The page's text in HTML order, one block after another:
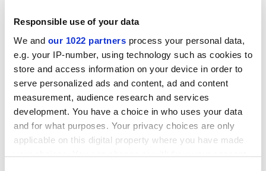
Responsible use of your data
We and our 1022 partners process your personal data,
e.g. your IP-number, using technology such as cookies to
store and access information on your device in order to
serve personalized ads and content, ad and content
measurement, audience research and services
development. You have a choice in who uses your data
and for what purposes. Your privacy choices are only
applicable on this digital property where you have made
your choices. You can change or withdraw your consent
DESYGN GREY DESYGN SMOKE